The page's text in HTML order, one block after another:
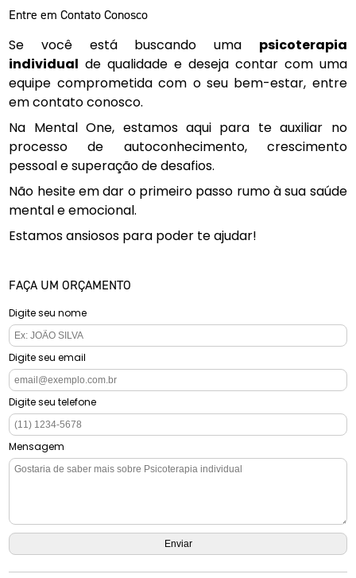
Entre em Contato Conosco
Se você está buscando uma psicoterapia
individual de qualidade e deseja contar com uma
equipe comprometida com o seu bem-estar, entre
em contato conosco.
Na Mental One, estamos aqui para te auxiliar no
processo de autoconhecimento, crescimento
pessoal e superação de desafios.
Não hesite em dar o primeiro passo rumo à sua saúde
mental e emocional.
Estamos ansiosos para poder te ajudar!
FAÇA UM ORÇAMENTO
Digite seu nome
Digite seu email
Digite seu telefone
Mensagem